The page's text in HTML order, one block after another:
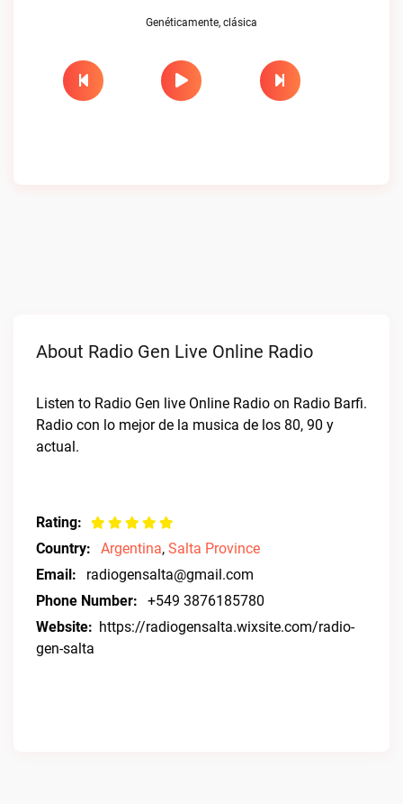
Genéticamente, clásica
About Radio Gen Live Online Radio
Listen to Radio Gen live Online Radio on Radio Barfi.
Radio con lo mejor de la musica de los 80, 90 y
actual.
Rating:
Country:
Argentina, Salta Province
Email:
radiogensalta@gmail.com
Phone Number:
+549 3876185780
Website: https://radiogensalta.wixsite.com/radio-
gen-salta